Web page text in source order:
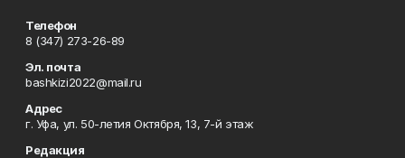
Телефон
8 (347) 273-26-89
Эл. почта
bashkizi2022@mail.ru
Адрес
г. Уфа, ул. 50-летия Октября, 13, 7-й этаж
Редакция